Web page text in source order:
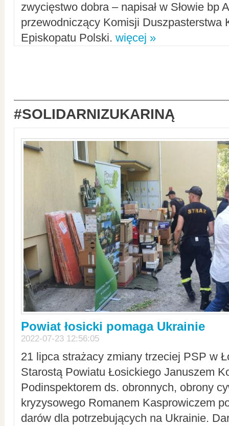
zwycięstwo dobra – napisał w Słowie bp
przewodniczący Komisji Duszpasterstwa
Episkopatu Polski. więcej »
#SOLIDARNIZUKARINĄ
Powiat łosicki pomaga Ukrainie
2022-07-23 12:56:05
21 lipca strażacy zmiany trzeciej PSP w
Starostą Powiatu Łosickiego Januszem
Podinspektorem ds. obronnych, obrony
kryzysowego Romanem Kasprowiczem
darów dla potrzebujących na Ukrainie.